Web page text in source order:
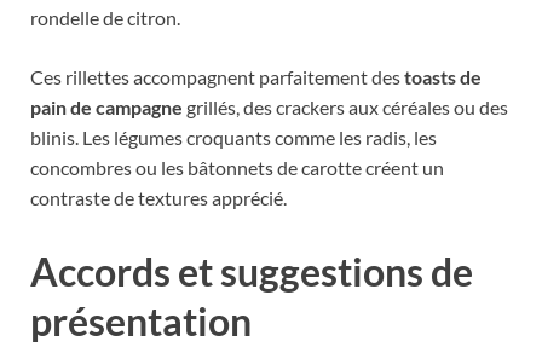
rondelle de citron.
Ces rillettes accompagnent parfaitement destoasts de
pain de campagne grillés, des crackers aux céréales ou des
blinis. Les légumes croquants comme les radis, les
concombres ou les bâtonnets de carotte créent un
contraste de textures apprécié.
Accords et suggestions de
présentation